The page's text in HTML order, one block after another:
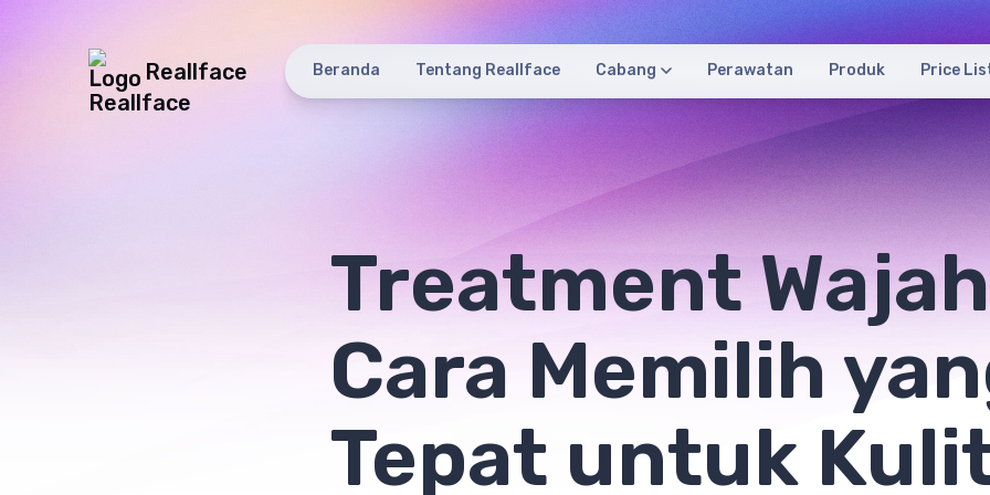
Reallface Beranda Tentang Reallface Cabang Perawatan Produk Price
Treatment
Cara Memilih
Tepat untuk